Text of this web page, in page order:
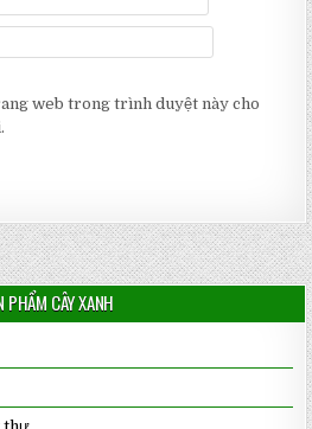
web trong trình duyệt này cho
PHẨM CÂY XANH